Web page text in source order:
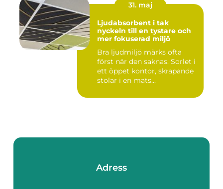
31. maj
Ljudabsorbent i tak
nyckeln till en tystare och
mer fokuserad miljö
Bra ljudmiljö märks ofta
först när den saknas. Sorlet i
ett öppet kontor, skrapande
stolar i en mats...
Adress